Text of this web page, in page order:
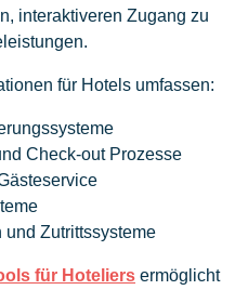
interaktiveren Zugang zu
für Hotels umfassen:
Check-out Prozesse
Zutrittssysteme
für Hoteliers ermöglicht